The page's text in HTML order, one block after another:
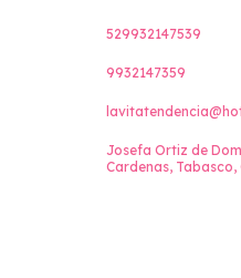
529932147539
9932147359
Josefa Ortiz de
Cardenas, Tabasco,